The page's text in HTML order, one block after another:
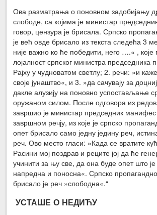
Ова разматрања о поновном задобијању
слободе, са којима је министар
говор, цензура је брисала. Српско
је већ овде брисало из текста следећа 3
није важно ко ће победити, него ….« , које
лојалност српског министра
Рајху у чудноватом светлу; 2. речи: »и
своје јунаштво«, и 3. »да сачувају за
дакле алузију на поновно успостављање
оружаном силом. После одговора из
завршио је министар председник
завршном речју, из које је српско
опет брисало само једну једину реч,
реч. Ово место гласи: »Када се вратите
Расини мој поздрав и реците јој да ће
учинити за њу све, да она буде опет што
напредна и поносна«. Српско
брисало је реч »слободна«.“
УСТАШЕ О НЕДИЋУ